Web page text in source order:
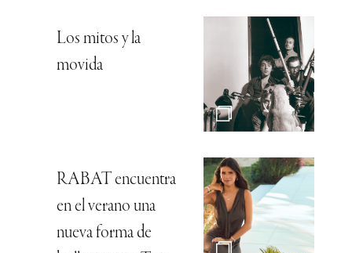
Los mitos y la
movida
RABAT encuentra
en el verano una
nueva forma de